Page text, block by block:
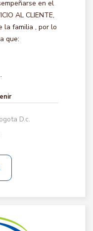
en el
AL CLIENTE,
la familia , por lo
que:
D.c.